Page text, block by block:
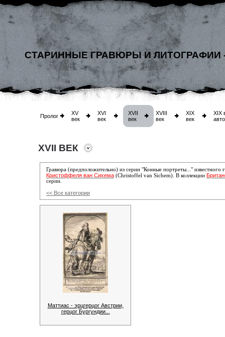
СТАРИННЫЕ ГРАВЮРЫ И ЛИТОГРАФИИ
Пролог
XV
век
XVI
век
XVII
век
XVIII
век
XIX
век
XIX
XVII ВЕК
Гравюра (предположительно) из серии "Конные портреты..." известного
Кристоффеля ван Сихема (Christoffel van Sichem). В коллекции
серии.
<< Все категории
Маттиас - эрцгерцог Австрии,
герцог Бургундии...